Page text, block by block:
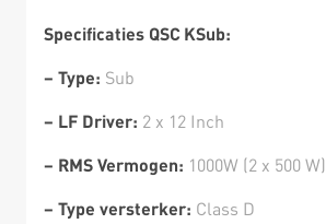
Specificaties QSC KSub:
– Type: Sub
– LF Driver: 2 x 12 Inch
– RMS Vermogen: 1000W (2 x 500 W)
– Type versterker: Class D